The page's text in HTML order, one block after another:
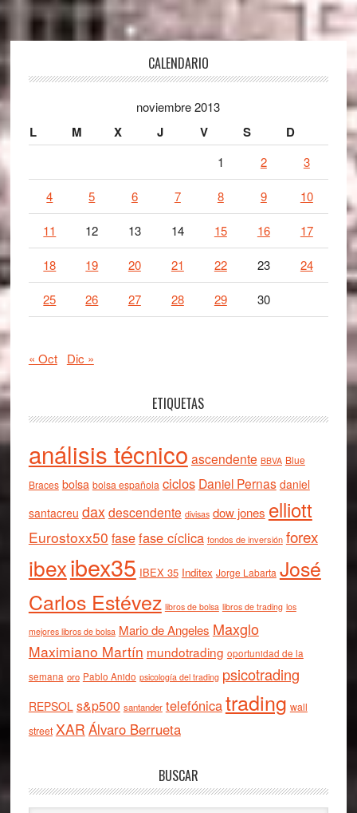
CALENDARIO
noviembre 2013
L M X J V S D
1 2 3
4 5 6 7 8 9 10
11 12 13 14 15 16 17
18 19 20 21 22 23 24
25 26 27 28 29 30
« Oct Dic »
ETIQUETAS
análisis técnico ascendente BBVA Blue
Braces bolsa bolsa española ciclos Daniel Pernas daniel
santacreu daxdescendente divisas dow jones elliott
Eurostoxx50 fasefase cíclica fondos de inversión forex
ibexibex35 IBEX 35 Inditex Jorge Labarta José
Carlos Estévez libros de bolsa libros de trading los
mejores libros de bolsa Mario de Angeles Maxglo
Maximiano Martín mundotrading oportunidad de la
semana oro Pablo Anido psicología del trading psicotrading
REPSOL s&p500 santander telefónicatrading wall
street XAR Álvaro Berrueta
BUSCAR